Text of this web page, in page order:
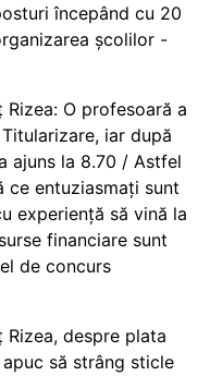
începând cu 20
școlilor -
O profesoară a
iar după
ajuns la 8.70 / Astfel
ce entuziasmați sunt
experiență să vină la
financiare sunt
de concurs
Rizea, despre plata
să strâng sticle